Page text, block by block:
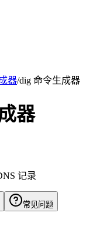
器/dig 命令生成器
器
记录
常见问题